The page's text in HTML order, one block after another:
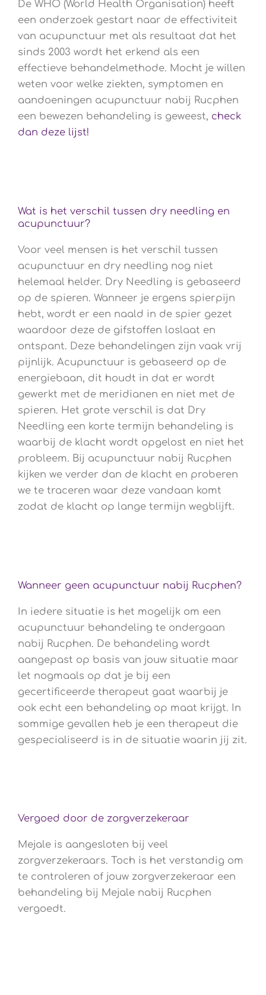
De WHO (World Health Organisation) heeft
een onderzoek gestart naar de effectiviteit
van acupunctuur met als resultaat dat het
sinds 2003 wordt het erkend als een
effectieve behandelmethode. Mocht je willen
weten voor welke ziekten, symptomen en
aandoeningen acupunctuur nabij Rucphen
een bewezen behandeling is geweest, check
dan deze lijst!
Wat is het verschil tussen dry needling en
acupunctuur?
Voor veel mensen is het verschil tussen
acupunctuur en dry needling nog niet
helemaal helder. Dry Needling is gebaseerd
op de spieren. Wanneer je ergens spierpijn
hebt, wordt er een naald in de spier gezet
waardoor deze de gifstoffen loslaat en
ontspant. Deze behandelingen zijn vaak vrij
pijnlijk. Acupunctuur is gebaseerd op de
energiebaan, dit houdt in dat er wordt
gewerkt met de meridianen en niet met de
spieren. Het grote verschil is dat Dry
Needling een korte termijn behandeling is
waarbij de klacht wordt opgelost en niet het
probleem. Bij acupunctuur nabij Rucphen
kijken we verder dan de klacht en proberen
we te traceren waar deze vandaan komt
zodat de klacht op lange termijn wegblijft.
Wanneer geen acupunctuur nabij Rucphen?
In iedere situatie is het mogelijk om een
acupunctuur behandeling te ondergaan
nabij Rucphen. De behandeling wordt
aangepast op basis van jouw situatie maar
let nogmaals op dat je bij een
gecertificeerde therapeut gaat waarbij je
ook echt een behandeling op maat krijgt. In
sommige gevallen heb je een therapeut die
gespecialiseerd is in de situatie waarin jij zit.
Vergoed door de zorgverzekeraar
Mejale is aangesloten bij veel
zorgverzekeraars. Toch is het verstandig om
te controleren of jouw zorgverzekeraar een
behandeling bij Mejale nabij Rucphen
vergoedt.